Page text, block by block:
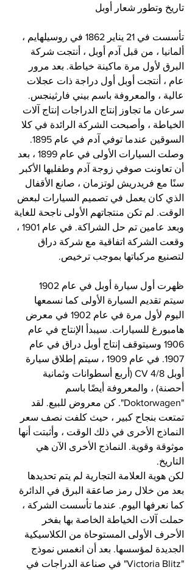
تاريخ وتطور شعار أوبل
تأسست في 21 يناير 1862 في روسيلهايم ،
ألمانيا ، من قبل آدم أوبل ، أنتجت شركة
البرق لأول مرة ماكينة خياطة. بعد مرور
عام ، أنتجت أوبل أول دراجة ذات عجلات
عالية ، والمعروفة باسم بيني فارثينجس.
سرعان ما تجاوز إنتاج الدراجات إنتاج آلات
الخياطة ، وأصبحت الشركة الرائدة في كلا
السوقين عندما توفي آدم في عام 1895.
وصلت السيارات الأولى في عام 1899 ، بعد
أن تعاونت صوفي زوجة آدم وطفليها الأكبر
سنًا مع فريدريش لوتزمان ، صانع الأقفال
الذي كان يعمل في تصميم السيارات لبعض
الوقت. لم تكن منتجاتهم الأولى ناجحة للغاية
وبعد عامين تم حل الشراكة. في عام 1901 ،
وقعت الشركة اتفاقية مع شركة دراق
لتصنيع مركباتها بموجب ترخيص.
ظهرت أول سيارة أوبل في عام 1902
سيتم تقديم السيارة الأولى كما نسمعها
اليوم لأول مرة في عام 1902 في معرض
هامبورغ للسيارات. سيبدأ الإنتاج في عام
1906 وسيتوقف إنتاج أوبل دراق في عام
1907. في عام 1909 ، سيتم إطلاق سيارة
أوبل 4/8 CV (أربع أسطوانات وثمانية
أحصنة) ، والمعروفة أيضًا باسم
"Doktorwagen". كن معروض للبيع. لقد
تمتعت بنجاح كبير ، حيث كلفت نصف سعر
النماذج الأخرى في ذلك الوقت ، وأثبتت أنها
موثوقة وقوية. النماذج الأخرى الآن هي
التاريخ.
لكن هوية العلامة التجارية لم يتم تحديدها
بعد من خلال رمز صاعقة البرق في الدائرة
كما نعرفها اليوم. عندما تأسست الشركة ،
حملت آلات الخياطة الخاصة بها بفخر
الأحرف الأولى المستوحاة من الكلاسيكية
الجديدة لمؤسسها. بعد أن انغمس نموذج
"Victoria Blitz" في صناعة الدراجات في